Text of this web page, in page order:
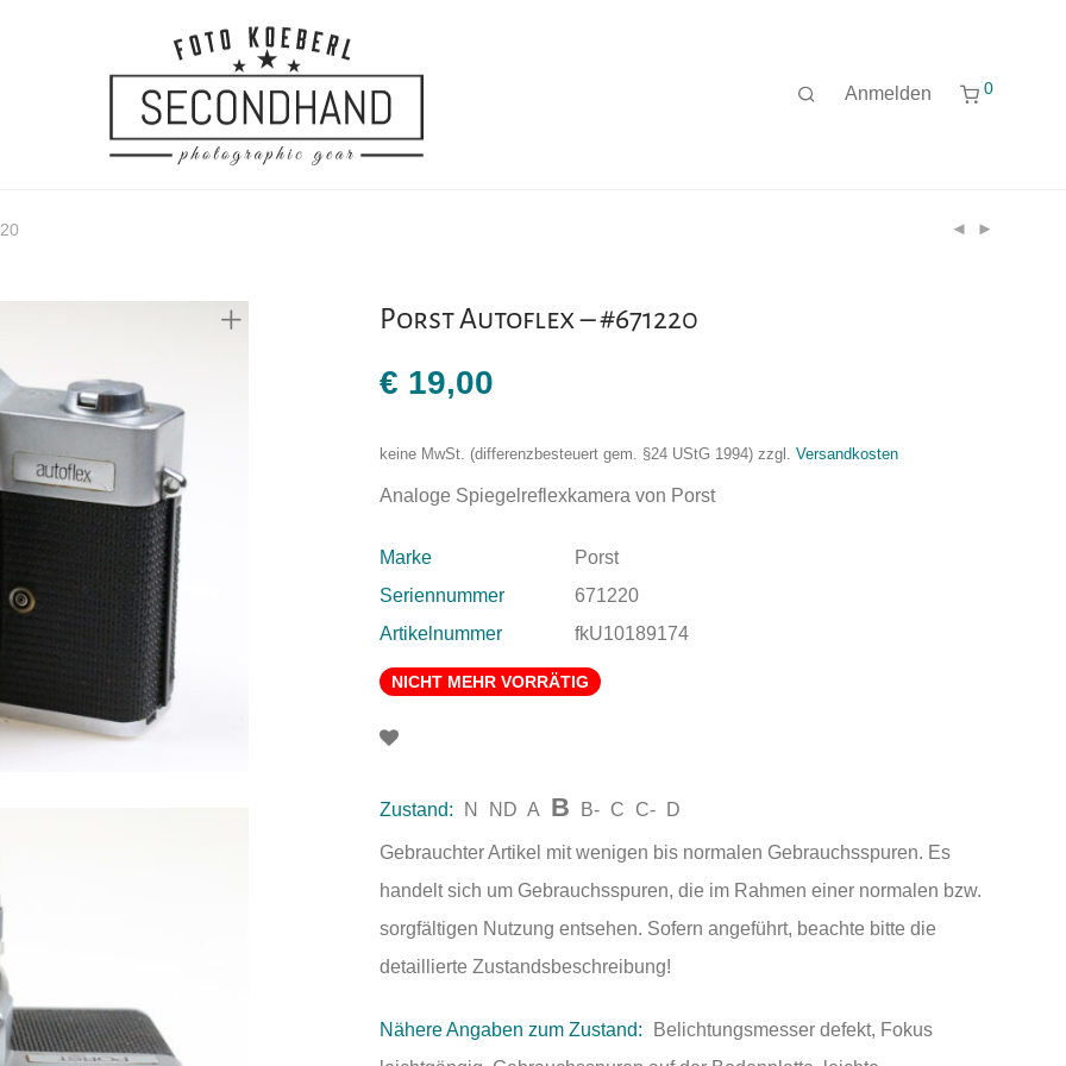
Anmelden 0
Porst Autoflex – #671220
€ 19,00
keine MwSt. (differenzbesteuert gem. §24 UStG 1994) zzgl. Versandkosten
Analoge Spiegelreflexkamera von Porst
Marke
Porst
Seriennummer
671220
Artikelnummer
fkU10189174
NICHT MEHR VORRÄTIG
Zustand: N ND A B B- C C- D
Gebrauchter Artikel mit wenigen bis normalen Gebrauchsspuren. Es
handelt sich um Gebrauchsspuren, die im Rahmen einer normalen bzw.
sorgfältigen Nutzung entsehen. Sofern angeführt, beachte bitte die
detaillierte Zustandsbeschreibung!
Nähere Angaben zum Zustand:
Belichtungsmesser defekt, Fokus